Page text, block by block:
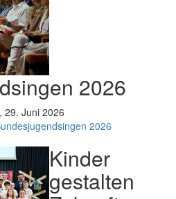
2026
29. Juni 2026
2026
Kinder
gestalten